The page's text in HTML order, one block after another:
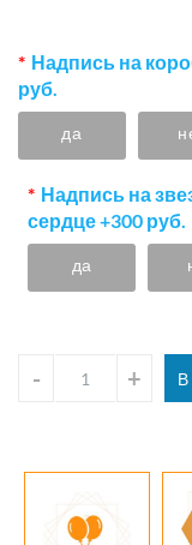
Надпись на
руб.
да
Надпись на
сердце +300 руб.
да